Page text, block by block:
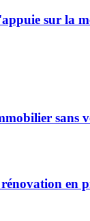
sur la
sans
en